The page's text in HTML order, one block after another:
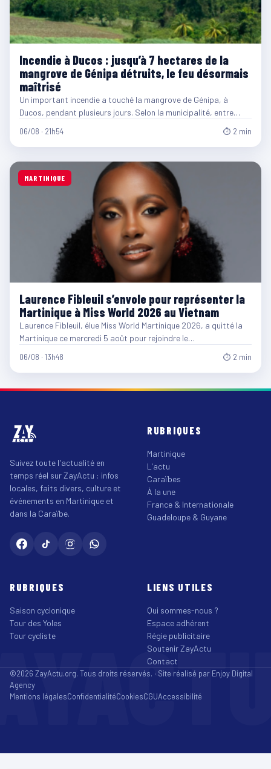
Incendie à Ducos : jusqu’à 7 hectares de la
mangrove de Génipa détruits, le feu désormais
maîtrisé
Un important incendie a touché la mangrove de Génipa, à
Ducos, pendant plusieurs jours. Selon la municipalité, entre…
06/08 · 21h54 ⏱ 2 min
MARTINIQUE
Laurence Fibleuil s’envole pour représenter la
Martinique à Miss World 2026 au Vietnam
Laurence Fibleuil, élue Miss World Martinique 2026, a quitté la
Martinique ce mercredi 5 août pour rejoindre le…
06/08 · 13h48 ⏱ 2 min
Suivez toute l'actualité en
temps réel sur ZayActu : infos
locales, faits divers, culture et
événements en Martinique et
dans la Caraïbe.
RUBRIQUES
Martinique
L'actu
Caraïbes
À la une
France & Internationale
Guadeloupe & Guyane
RUBRIQUES
Saison cyclonique
Tour des Yoles
Tour cycliste
LIENS UTILES
Qui sommes-nous ?
Espace adhérent
Régie publicitaire
Soutenir ZayActu
Contact
©2026 ZayActu.org. Tous droits réservés. · Site réalisé par Enjoy Digital
Agency
Mentions légalesConfidentialitéCookiesCGUAccessibilité